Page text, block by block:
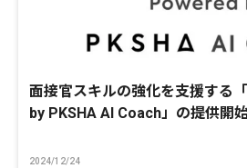
面接官スキルの強化を支援する
by PKSHA AI Coach」の提供開
2024/12/24